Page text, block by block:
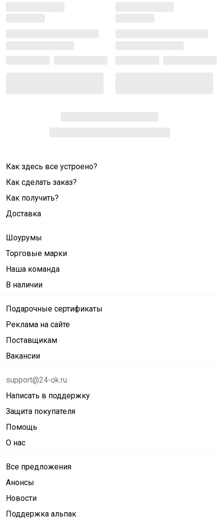
Как здесь все устроено?
Как сделать заказ?
Как получить?
Доставка
Шоурумы
Торговые марки
Наша команда
В наличии
Подарочные сертификаты
Реклама на сайте
Поставщикам
Вакансии
support@24-ok.ru
Написать в поддержку
Защита покупателя
Помощь
О нас
Все предложения
Анонсы
Новости
Поддержка альпак